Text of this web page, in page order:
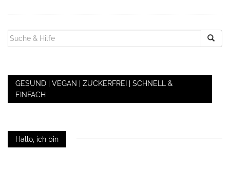
SUCHEN
NACH:
GESUND | VEGAN | ZUCKERFREI | SCHNELL &
EINFACH
Hallo, ich bin